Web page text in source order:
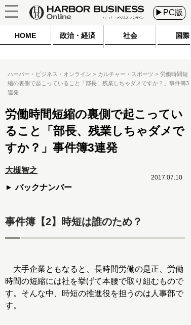
▶PC版
HOME 政治・経済 社会 国際
ハーバー・ビジネス・オンライン カルチャー・スポーツ
労働時間短
縮の裏側で起こっていること「部長、残業しちゃダメですか？」事件簿3
連発
労働時間短縮の裏側で起こってい
ること「部長、残業しちゃダメで
すか？」事件簿3連発
大槻智之
バックナンバー
2017.07.10
事件簿【2】時短は誰のため？
大手企業ともなると、長時間労働の是正、労働
時間の短縮には社を挙げて本腰で取り組むもので
す。そんな中、時短の推進役を担うのは人事部で
す。